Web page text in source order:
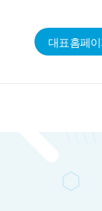
대표홈페